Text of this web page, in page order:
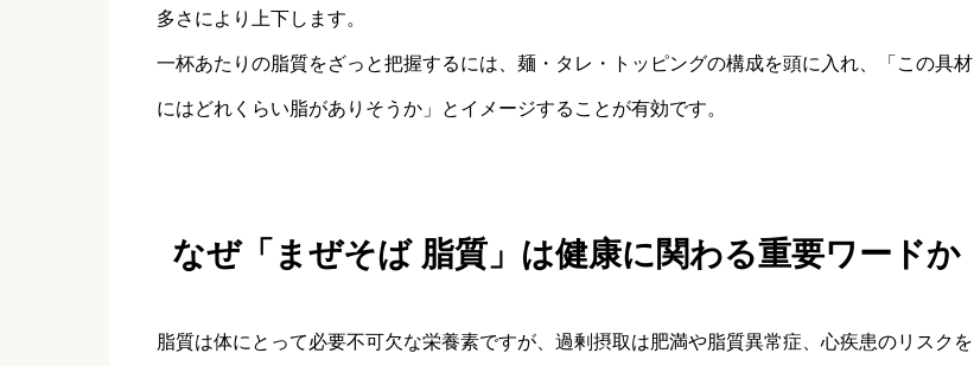
多さにより上下します。
一杯あたりの脂質をざっと把握するには、麺・タレ・トッピングの構成を頭に入れ、「この具材
にはどれくらい脂がありそうか」とイメージすることが有効です。
なぜ「まぜそば 脂質」は健康に関わる重要ワードか
脂質は体にとって必要不可欠な栄養素ですが、過剰摂取は肥満や脂質異常症、心疾患のリスクを